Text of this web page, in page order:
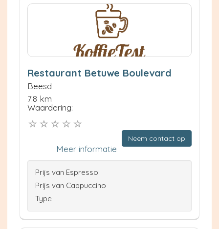
Restaurant Betuwe Boulevard
Beesd
7.8 km
Waardering:
Neem contact op
Meer informatie
Prijs van Espresso
Prijs van Cappuccino
Type